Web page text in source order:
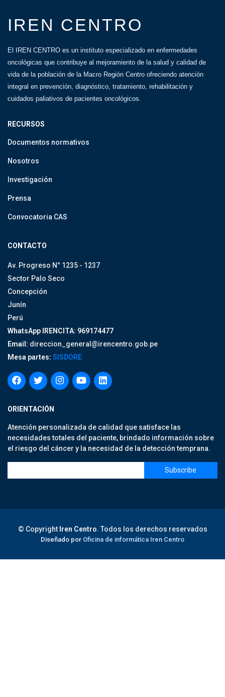
IREN CENTRO
El IREN CENTRO es un instituto especializado en enfermedades
oncológicas que contribuye al mejoramiento de la salud y calidad de
vida de la población de la Macro Región Centro ofreciendo atención
integral en prevención, diagnóstico, tratamiento, rehabilitación y
cuidados paliativos de pacientes oncológicos.
RECURSOS
Documentos normativos
Nosotros
Investigación
Prensa
Convocatoria CAS
CONTACTO
Av. Progreso N° 1235 - 1237
Sector Palo Seco
Concepción
Junín
Perú
WhatsApp IRENCITA: 969174477
Email: direccion_general@irencentro.gob.pe
Mesa partes: SISDORE
ORIENTACIÓN
Atención personalizada de calidad que satisface las
necesidades totales del paciente, brindado información sobre
el riesgo del cáncer y la necesidad de la detección temprana.
© Copyright Iren Centro. Todos los derechos reservados
Diseñado por Oficina de informática Iren Centro